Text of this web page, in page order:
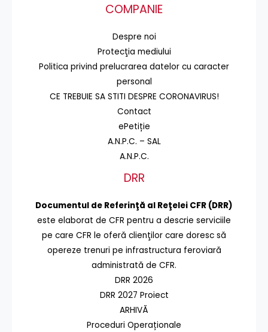
COMPANIE
Despre noi
Protecţia mediului
Politica privind prelucrarea datelor cu caracter
personal
CE TREBUIE SA STITI DESPRE CORONAVIRUS!
Contact
ePetiție
A.N.P.C. – SAL
A.N.P.C.
DRR
Documentul de Referinţă al Reţelei CFR (DRR)
este elaborat de CFR pentru a descrie serviciile
pe care CFR le oferă clienţilor care doresc să
opereze trenuri pe infrastructura feroviară
administrată de CFR.
DRR 2026
DRR 2027 Proiect
ARHIVĂ
Proceduri Operaționale